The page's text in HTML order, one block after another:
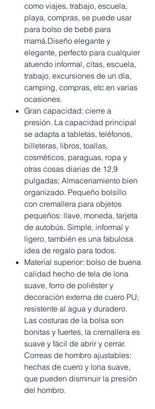
como viajes, trabajo, escuela,
playa, compras, se puede usar
para bolso de bebé para
mamá.Diseño elegante y
elegante, perfecto para cualquier
atuendo informal, citas, escuela,
trabajo, excursiones de un día,
camping, compras, etc.en varias
ocasiones.
Gran capacidad: cierre a
presión. La capacidad principal
se adapta a tabletas, teléfonos,
billeteras, libros, toallas,
cosméticos, paraguas, ropa y
otras cosas diarias de 12,9
pulgadas; Almacenamiento bien
organizado. Pequeño bolsillo
con cremallera para objetos
pequeños: llave, moneda, tarjeta
de autobús. Simple, informal y
ligero, también es una fabulosa
idea de regalo para todos.
Material superior: bolso de buena
calidad hecho de tela de lona
suave, forro de poliéster y
decoración externa de cuero PU;
resistente al agua y duradero.
Las costuras de la bolsa son
bonitas y fuertes, la cremallera es
suave y fácil de abrir y cerrar.
Correas de hombro ajustables:
hechas de cuero y lona suave,
que pueden disminuir la presión
del hombro.